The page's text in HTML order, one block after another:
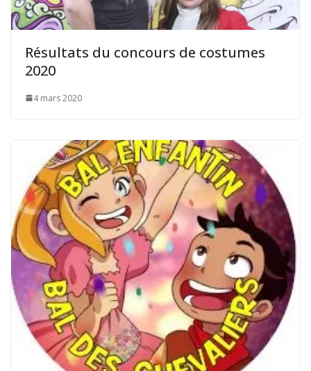
Résultats du concours de costumes
2020
4 mars 2020